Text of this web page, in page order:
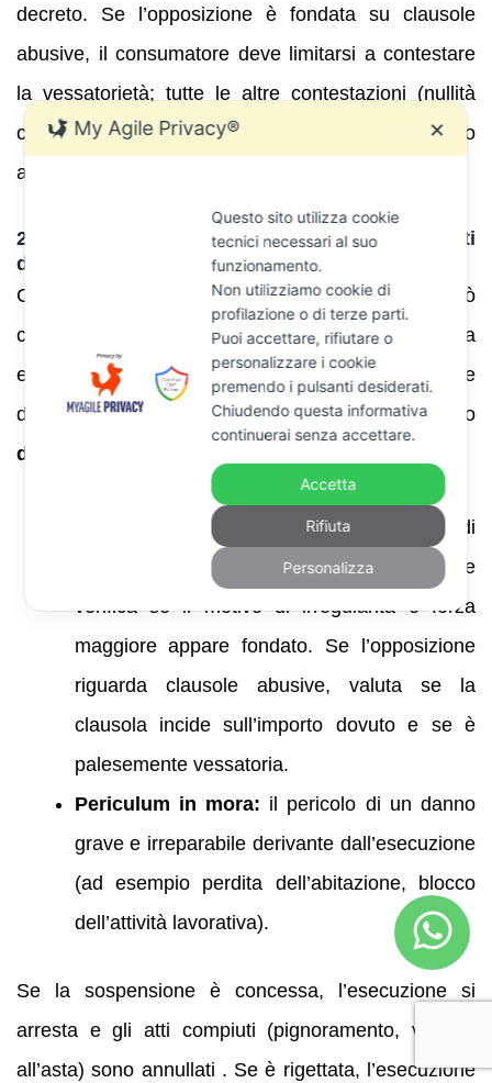
decreto. Se l’opposizione è fondata su clausole
abusive, il consumatore deve limitarsi a contestare
la vessatorietà; tutte le altre contestazioni (nullità
contrattuale, usura, anatocismo) non sono
ammesse .
2.3 Richiesta di sospensione e provvedimenti
del giudice
Con l’atto di opposizione tardiva il debitore può
chiedere la sospensione della provvisoria
esecutività ai sensi dell’art. 649 c.p.c. Il giudice
decide con ordinanza non reclamabile, valutando
due requisiti
la probabilità di
accoglimento dell’opposizione; il giudice
verifica se il motivo di irregularità o forza
maggiore appare fondato. Se l’opposizione
riguarda clausole abusive, valuta se la
clausola incide sull’importo dovuto e se è
palesemente vessatoria.
Periculum in mora: il pericolo di un danno
grave e irreparabile derivante dall’esecuzione
(ad esempio perdita dell’abitazione, blocco
dell’attività lavorativa).
Se la sospensione è concessa, l’esecuzione si
arresta e gli atti compiuti (pignoramento, vendita
all’asta) sono annullati . Se è rigettata, l’esecuzione
My Agile Privacy® ✕
Questo sito utilizza cookie
tecnici necessari al suo
funzionamento.
Non utilizziamo cookie di
profilazione o di terze parti.
Puoi accettare, rifiutare o
personalizzare i cookie
premendo i pulsanti desiderati.
Chiudendo questa informativa
continuerai senza accettare.
Accetta
Rifiuta
Personalizza